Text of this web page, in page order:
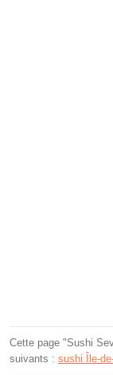
Cette page "Sushi
suivants : sushi Île-